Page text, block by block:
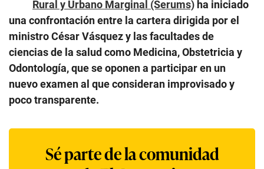
Rural y Urbano Marginal (Serums) ha iniciado
una confrontación entre la cartera dirigida por el
ministro César Vásquez y las facultades de
ciencias de la salud como Medicina, Obstetricia y
Odontología, que se oponen a participar en un
nuevo examen al que consideran improvisado y
poco transparente.